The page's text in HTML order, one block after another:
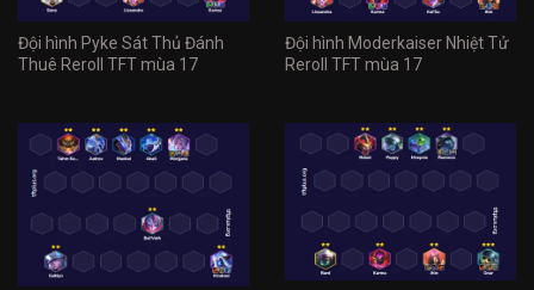
Đội hình Pyke Sát Thủ Đánh
Thuê Reroll TFT mùa 17
Đội hình Moderkaiser Nhiệt Tử
Reroll TFT mùa 17